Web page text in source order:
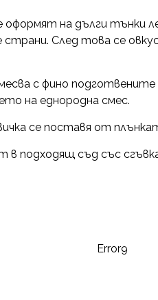
оформят на дълги тънки
След това се
с фино подготвените
на еднородна смес.
се поставя от
подходящ съд със
Error9